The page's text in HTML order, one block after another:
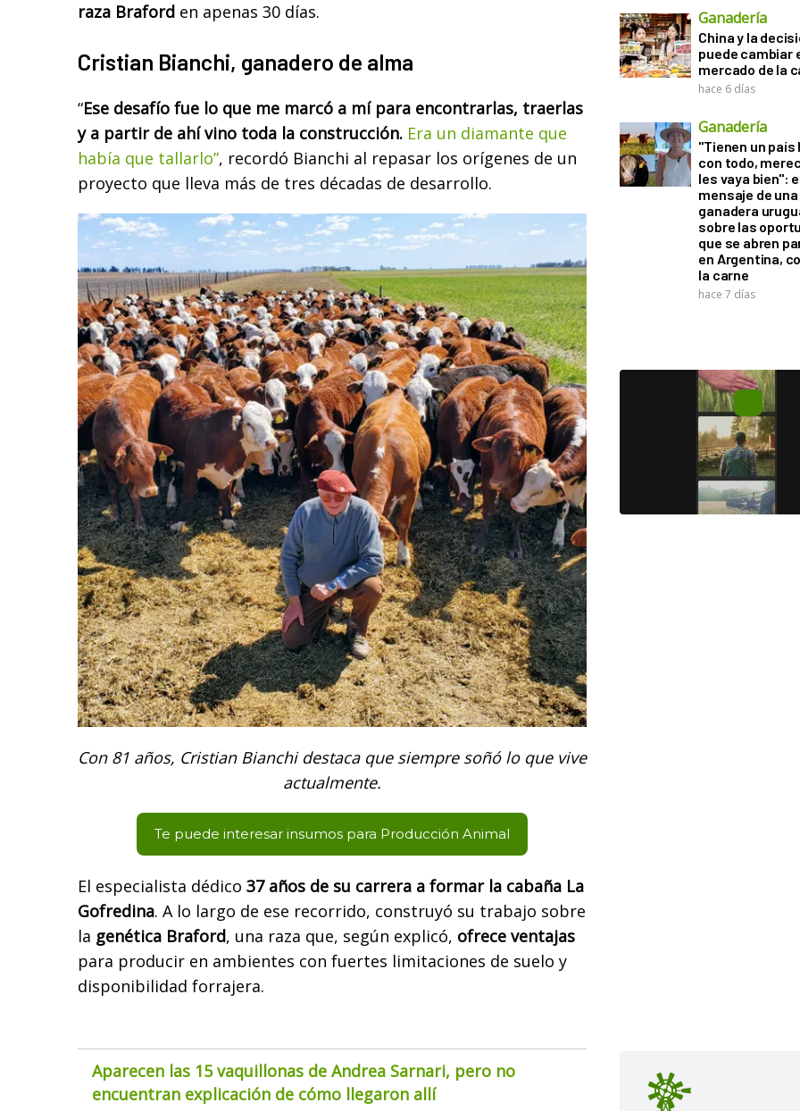
raza Braford en apenas 30 días.
Cristian Bianchi, ganadero de alma
“Ese desafío fue lo que me marcó a mí para encontrarlas, traerlas
y a partir de ahí vino toda la construcción. Era un diamante que
había que tallarlo”, recordó Bianchi al repasar los orígenes de un
proyecto que lleva más de tres décadas de desarrollo.
Con 81 años, Cristian Bianchi destaca que siempre soñó lo que vive
actualmente.
Te puede interesar insumos para Producción Animal
El especialista dédico 37 años de su carrera a formar la cabaña La
Gofredina. A lo largo de ese recorrido, construyó su trabajo sobre
la genética Braford, una raza que, según explicó, ofrece ventajas
para producir en ambientes con fuertes limitaciones de suelo y
disponibilidad forrajera.
Aparecen las 15 vaquillonas de Andrea Sarnari, pero no
encuentran explicación de cómo llegaron allí
Ganadería
China y la
puede cambiar
mercado de la
hace 6 días
Ganadería
"Tienen un país
con todo,
les vaya bien":
mensaje de una
ganadera
sobre las
que se abren
en Argentina,
la carne
hace 7 días